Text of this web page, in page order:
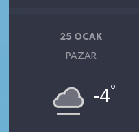
25 OCAK
PAZAR
-4°